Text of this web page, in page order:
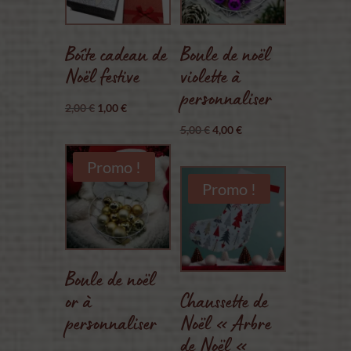
Boîte cadeau de
Noël festive
2,00€ Le
initial
était :
2,00 €.
1,00€Le
actuel
est :
1,00 €.
Boule de noël
violette à
personnaliser
5,00€Le
initial
était :
5,00 €.
4,00€Le
actuel
est :
4,00 €.
Promo !
Boule de noël
or à
personnaliser
Promo !
Chaussette de
Noël « Arbre
de Noël «